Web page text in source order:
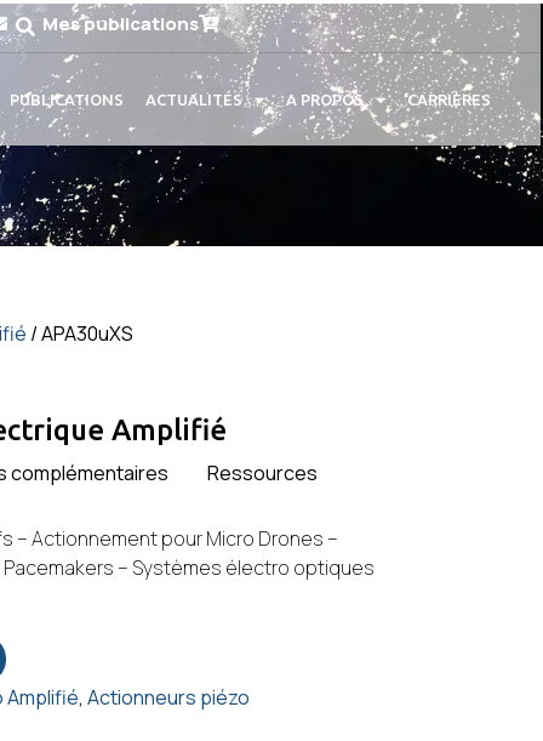
Mes publications
PUBLICATIONS ACTUALITÉS A PROPOS CARRIÈRES
/ APA30uXS
Amplifié
complémentaires Ressources
– Actionnement pour Micro Drones –
– Systèmes électro optiques
Amplifié, Actionneurs piézo